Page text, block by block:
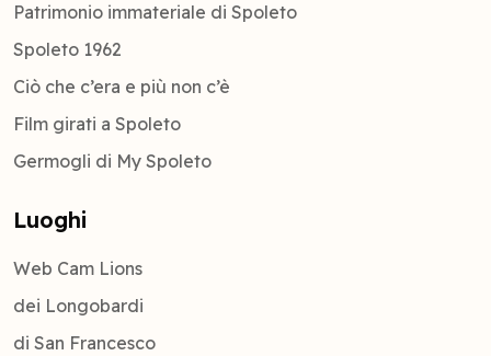
Patrimonio immateriale di Spoleto
Spoleto 1962
Ciò che c’era e più non c’è
Film girati a Spoleto
Germogli di My Spoleto
Luoghi
Web Cam Lions
dei Longobardi
di San Francesco